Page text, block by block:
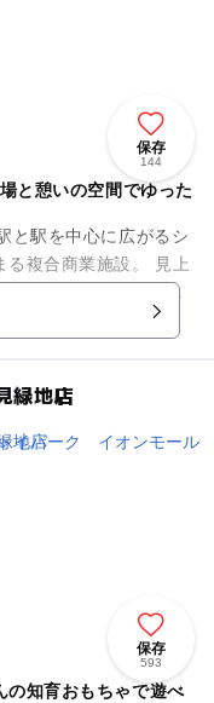
保存
144
と憩いの空間でゆった
と駅を中心に広がるシ
る複合商業施設。 見上
広くて開放的な大阪
緑地店
保存
593
の知育おもちゃで遊べ